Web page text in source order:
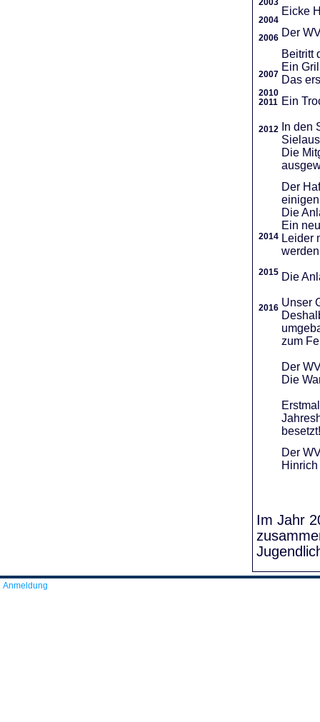
2003
2004
2006
2007
2010
2011
2012
2014
2015
2016
Eicke
Der
Beitritt
Ein
Das
Ein
In den
Die
Der
Die
Ein
Leider
Die
Unser
zum
Der
Die
besetzt!
Der
Im Jahr
Anmeldung